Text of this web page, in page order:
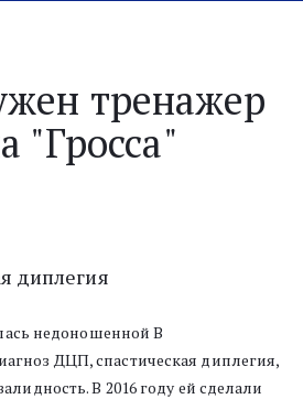
тренажер
"Гросса"
диплегия
недоношенной В
ДЦП, спастическая диплегия,
В 2016 году ей сделали